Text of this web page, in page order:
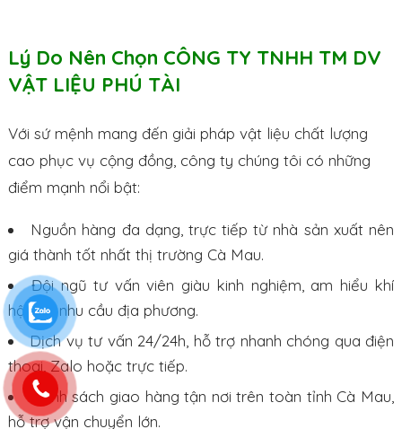
Lý Do Nên Chọn CÔNG TY TNHH TM DV
VẬT LIỆU PHÚ TÀI
Với sứ mệnh mang đến giải pháp vật liệu chất lượng
cao phục vụ cộng đồng, công ty chúng tôi có những
điểm mạnh nổi bật:
Nguồn hàng đa dạng, trực tiếp từ nhà sản xuất nên
giá thành tốt nhất thị trường Cà Mau.
Đội ngũ tư vấn viên giàu kinh nghiệm, am hiểu khí
hậu và nhu cầu địa phương.
Dịch vụ tư vấn 24/24h, hỗ trợ nhanh chóng qua điện
thoại, Zalo hoặc trực tiếp.
Chính sách giao hàng tận nơi trên toàn tỉnh Cà Mau,
hỗ trợ vận chuyển lớn.